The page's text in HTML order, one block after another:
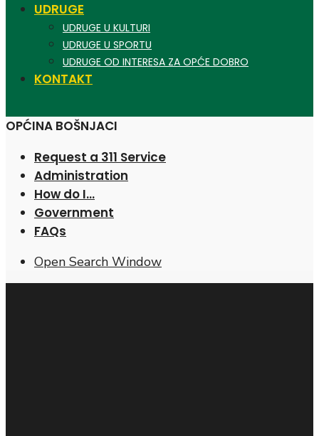
UDRUGE
UDRUGE U KULTURI
UDRUGE U SPORTU
UDRUGE OD INTERESA ZA OPĆE DOBRO
KONTAKT
OPĆINA BOŠNJACI
Request a 311 Service
Administration
How do I…
Government
FAQs
Open Search Window